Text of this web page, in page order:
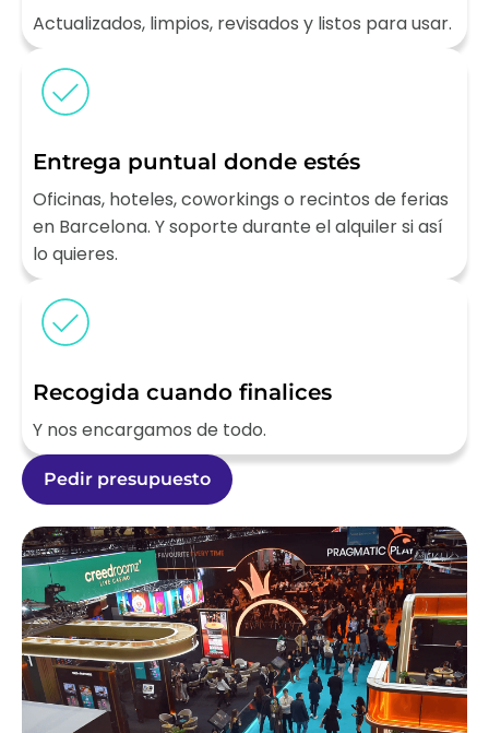
Actualizados, limpios, revisados y listos para usar.
Entrega puntual donde estés
Oficinas, hoteles, coworkings o recintos de ferias
en Barcelona. Y soporte durante el alquiler si así
lo quieres.
Recogida cuando finalices
Y nos encargamos de todo.
Pedir presupuesto